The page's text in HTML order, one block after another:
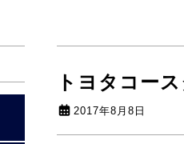
トヨタコー
2017年8月8日